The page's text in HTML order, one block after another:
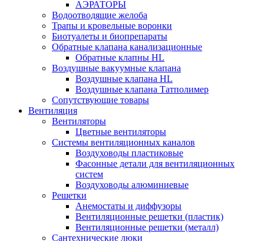
АЭРАТОРЫ
Водоотводящие желоба
Трапы и кровельные воронки
Биотуалеты и биопрепараты
Обратные клапана канализационные
Обратные клапны HL
Воздушные вакуумные клапана
Воздушные клапана HL
Воздушные клапана Татполимер
Сопутствующие товары
Вентиляция
Вентиляторы
Цветные вентиляторы
Системы вентиляционных каналов
Воздуховоды пластиковые
Фасонные детали для вентиляционных
систем
Воздуховоды алюминиевые
Решетки
Анемостаты и диффузоры
Вентиляционные решетки (пластик)
Вентиляционные решетки (металл)
Сантехнические люки